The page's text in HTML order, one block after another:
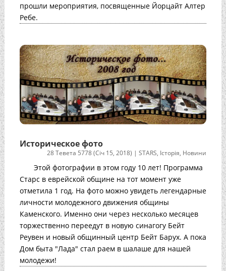
прошли мероприятия, посвященные Йорцайт Алтер
Ребе.
Историческое фото
28 Тевета 5778 (Січ 15, 2018) |STARS, Історія, Новини
Этой фотографии в этом году 10 лет! Программа
Старс в еврейской общине на тот момент уже
отметила 1 год. На фото можно увидеть легендарные
личности молодежного движения общины
Каменского. Именно они через несколько месяцев
торжественно переедут в новую синагогу Бейт
Реувен и новый общинный центр Бейт Барух. А пока
Дом быта "Лада" стал раем в шалаше для нашей
молодежи!